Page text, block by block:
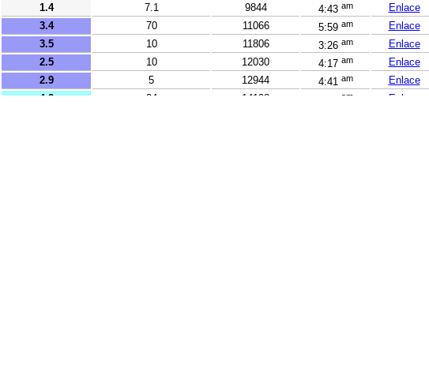
1.4
7.1 9844 4:43 am Enlace
3.4
70 11066 5:59 am Enlace
3.5
10 11806 3:26 am Enlace
2.5
10 12030 4:17 am Enlace
2.9
5 12944 4:41 am Enlace
4.2
24 14198 am Enlace